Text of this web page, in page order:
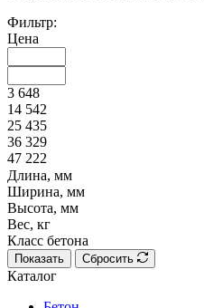
Фильтр:
Цена
3 648
14 542
25 435
36 329
47 222
Длина, мм
Ширина, мм
Высота, мм
Вес, кг
Класс бетона
Показать Сбросить
Каталог